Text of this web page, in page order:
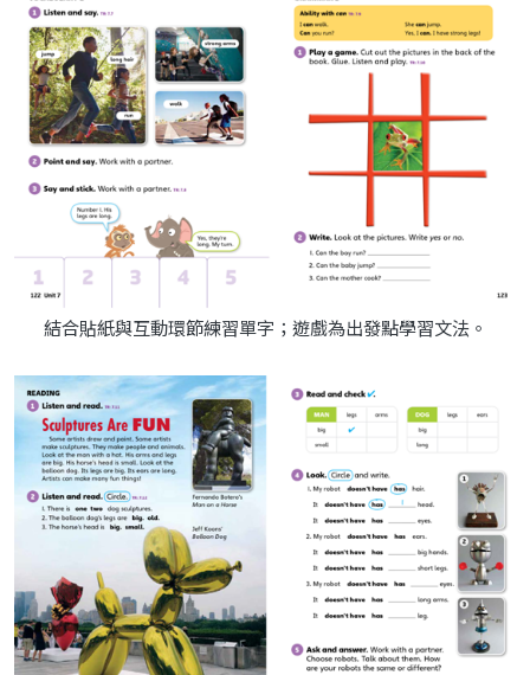
結合貼紙與互動環節練習單字；遊戲為出發點學習文法。